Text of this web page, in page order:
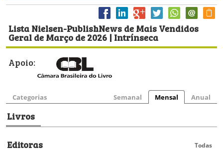
Lista Nielsen-PublishNews de Mais Vendidos
Geral de Março de 2026 | Intrínseca
Apoio:
Categorias Semanal Mensal Anual
Livros
Editoras Todas